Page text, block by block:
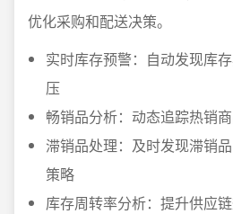
优化采购和配送决策。
实时库存预警：自动发现库
压
畅销品分析：动态追踪热销
滞销品处理：及时发现滞销
策略
库存周转率分析：提升供应